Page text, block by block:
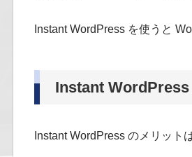
Instant WordPress を使うと
Instant WordPress
Instant WordPress のメリット